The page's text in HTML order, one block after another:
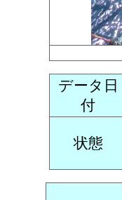
データ日
付
状態